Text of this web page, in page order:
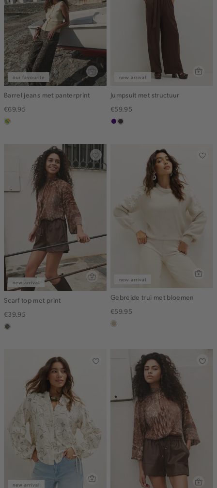
our favourite
Barrel jeans met panterprint
€69.95
meerkleurig
new arrival
Jumpsuit met structuur
€59.95
indigochoco
new arrival
Scarf top met print
€39.95
middenbruin
new arrival
Gebreide trui met bloemen
€59.95
lichtzand
new arrival